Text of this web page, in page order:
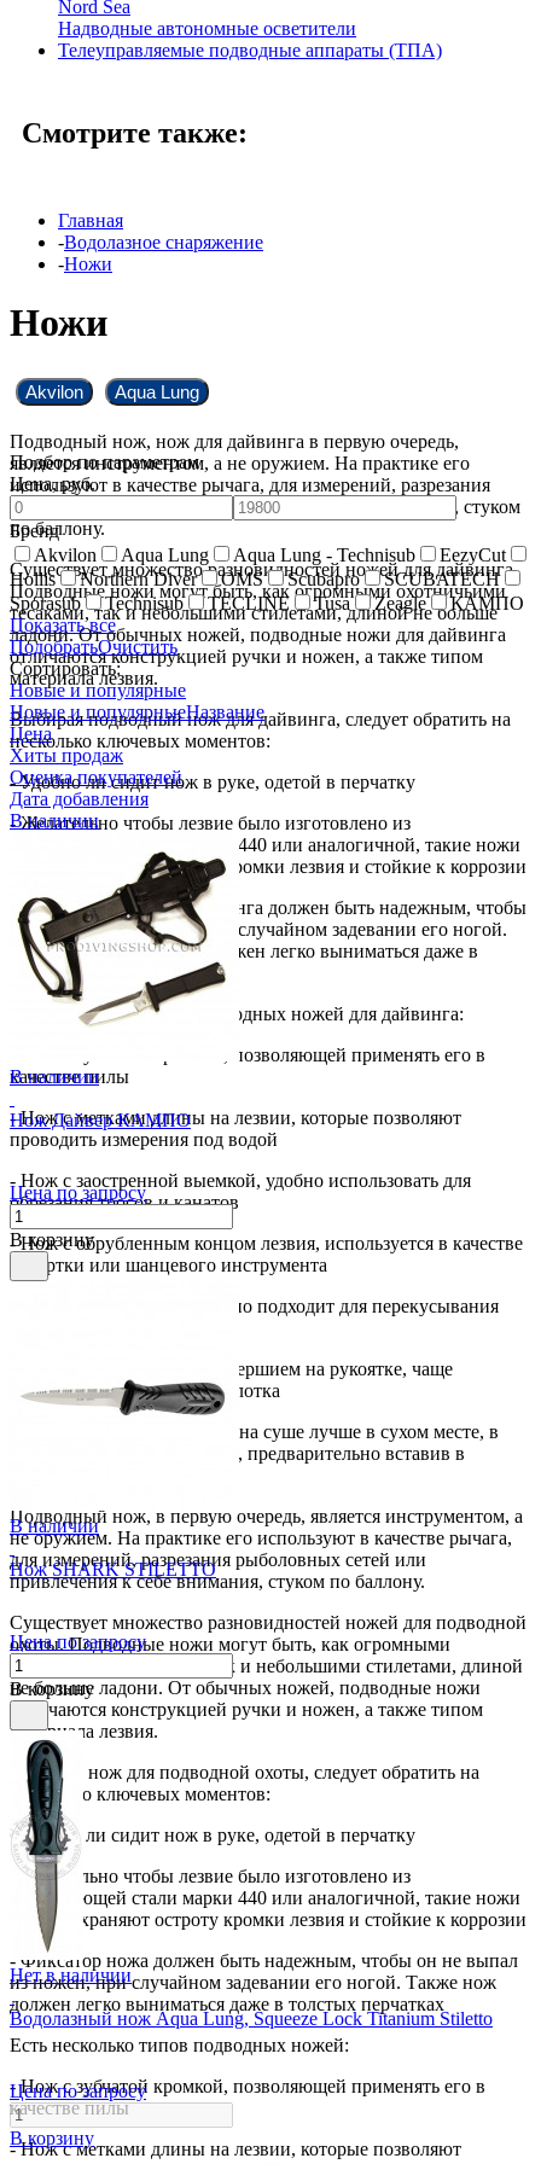
Nord Sea
Надводные автономные осветители
Телеуправляемые подводные аппараты (ТПА)
Смотрите также:
Главная
-Водолазное снаряжение
-Ножи
Ножи
Akvilon Aqua Lung
Подводный нож, нож для дайвинга в первую очередь,
является инструментом, а не оружием. На практике его
используют в качестве рычага, для измерений, разрезания
рыболовных сетей или привлечения к себе внимания, стуком
по баллону.
Существует множество разновидностей ножей для дайвинга.
Подводные ножи могут быть, как огромными охотничьими
тесаками, так и небольшими стилетами, длиной не больше
ладони. От обычных ножей, подводные ножи для дайвинга
отличаются конструкцией ручки и ножен, а также типом
материала лезвия.
Выбирая подводный нож для дайвинга, следует обратить на
несколько ключевых моментов:
- Удобно ли сидит нож в руке, одетой в перчатку
- Желательно чтобы лезвие было изготовлено из
нержавеющей стали марки 440 или аналогичной, такие ножи
долго сохраняют остроту кромки лезвия и стойкие к коррозии
- Фиксатор ножа для дайвинга должен быть надежным, чтобы
он не выпал из ножен, при случайном задевании его ногой.
Также подводный нож должен легко выниматься даже в
толстых перчатках
Есть несколько типов подводных ножей для дайвинга:
- Нож с зубчатой кромкой, позволяющей применять его в
качестве пилы
- Нож с метками длины на лезвии, которые позволяют
проводить измерения под водой
- Нож с заостренной выемкой, удобно использовать для
обрезания тросов и канатов
- Нож с обрубленным концом лезвия, используется в качестве
отвертки или шанцевого инструмента
- Нож с ножницами, отлично подходит для перекусывания
- Нож с металлическим навершием на рукоятке, чаще
используется в качестве молотка
Хранить нож для дайвинга на суше лучше в сухом месте, в
полностью собранном виде, предварительно вставив в
Подводный нож, в первую очередь, является инструментом, а
не оружием. На практике его используют в качестве рычага,
для измерений, разрезания рыболовных сетей или
привлечения к себе внимания, стуком по баллону.
Существует множество разновидностей ножей для подводной
охоты. Подводные ножи могут быть, как огромными
охотничьими тесаками, так и небольшими стилетами, длиной
не больше ладони. От обычных ножей, подводные ножи
отличаются конструкцией ручки и ножен, а также типом
материала лезвия.
Выбирая нож для подводной охоты, следует обратить на
несколько ключевых моментов:
- Удобно ли сидит нож в руке, одетой в перчатку
- Желательно чтобы лезвие было изготовлено из
нержавеющей стали марки 440 или аналогичной, такие ножи
долго сохраняют остроту кромки лезвия и стойкие к коррозии
- Фиксатор ножа должен быть надежным, чтобы он не выпал
из ножен, при случайном задевании его ногой. Также нож
должен легко выниматься даже в толстых перчатках
Есть несколько типов подводных ножей:
- Нож с зубчатой кромкой, позволяющей применять его в
качестве пилы
- Нож с метками длины на лезвии, которые позволяют
Подбор по параметрам
Цена,руб.
Бренд
Akvilon
Aqua Lung Aqua Lung - Technisub
EezyCut
Hollis
Northern Diver OMS Scubapro
SCUBATECH
Sporasub
Technisub TECLINE Tusa Zeagle
КАМПО
Показать все
ПодобратьОчистить
Сортировать:
Новые и популярные
Новые и популярныеНазвание
Цена
Хиты продаж
Оценка покупателей
Дата добавления
В наличии
В наличии
Нож Дайвер КАМПО
Цена по запросу
В корзину
В наличии
Нож SHARK STILETTO
Цена по запросу
В корзину
Нет в наличии
Водолазный нож Aqua Lung, Squeeze Lock Titanium Stiletto
Цена по запросу
В корзину